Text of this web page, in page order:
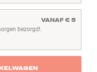
bezorgd!.
VANAF € 5